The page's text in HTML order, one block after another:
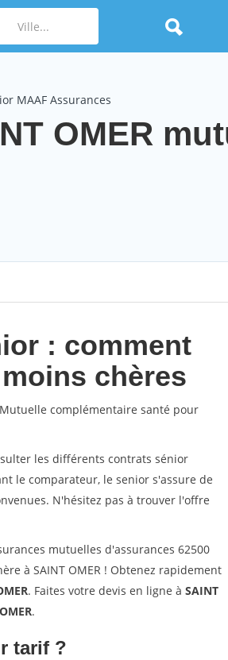
MAAF Assurances
OMER
: comment
chères
Mutuelle complémentaire santé pour
les différents contrats sénior
le comparateur, le senior s'assure de
N'hésitez pas à trouver l'offre
mutuelles d'assurances 62500
à SAINT OMER ! Obtenez rapidement
. Faites votre devis en ligne à SAINT
.
tarif ?